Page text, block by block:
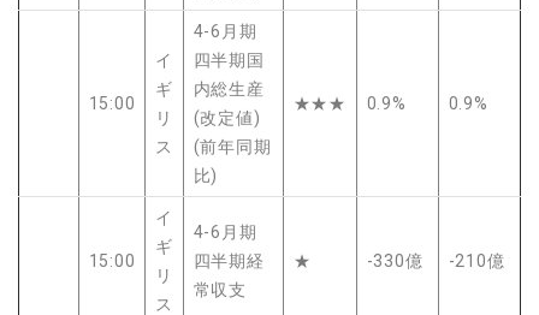
15:00
イ
ギ
リ
ス
4-6月期
四半期国
内総生産
(改定値)
(前年同期
比)
★★★ 0.9% 0.9%
15:00
イ
ギ
リ
ス
4-6月期
四半期経
常収支
★ -330億 -210億